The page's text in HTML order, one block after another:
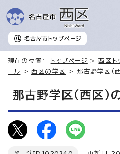
名古屋市 トップページ
現在の位置： トップページ >西区ト
ール
>西区の学区 > 那古野学区（
那古野学区（西区）